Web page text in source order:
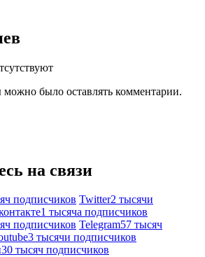
можно было оставлять комментарии.
на связи
подписчиков Twitter2 тысячи
1 тысяча подписчиков
подписчиков Telegram57 тысяч
3 тысячи подписчиков
30 тысяч подписчиков